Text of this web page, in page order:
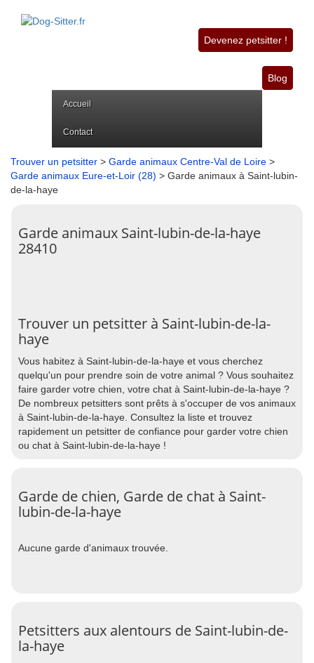
Devenez petsitter !
Blog
Accueil
Contact
Trouver un petsitter > Garde animaux Centre-Val de Loire >
Garde animaux Eure-et-Loir (28) > Garde animaux à Saint-lubin-
de-la-haye
Garde animaux Saint-lubin-de-la-haye
28410
Trouver un petsitter à Saint-lubin-de-la-
haye
Vous habitez à Saint-lubin-de-la-haye et vous cherchez
quelqu'un pour prendre soin de votre animal ? Vous souhaitez
faire garder votre chien, votre chat à Saint-lubin-de-la-haye ?
De nombreux petsitters sont prêts à s'occuper de vos animaux
à Saint-lubin-de-la-haye. Consultez la liste et trouvez
rapidement un petsitter de confiance pour garder votre chien
ou chat à Saint-lubin-de-la-haye !
Garde de chien, Garde de chat à Saint-
lubin-de-la-haye
Aucune garde d'animaux trouvée.
Petsitters aux alentours de Saint-lubin-de-
la-haye